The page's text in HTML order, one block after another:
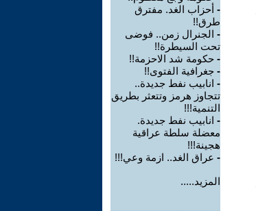
- أحزاب الغد. مفترق
طرق!!
- الجنرال زمن.. فوضى
تحت السيطرة!!
- حكومة شد الاحزمة!!
- جغرافية الفتوى!!
- انابيب نفط جديدة..
تتجاوز هرمز وتتعثر بطريق
التنمية!!!
- انابيب نفط جديدة.
معضلة سلطة عراقية
هجينة!!!
- عراق الغد.. ازمة وعي!!!
المزيد.....